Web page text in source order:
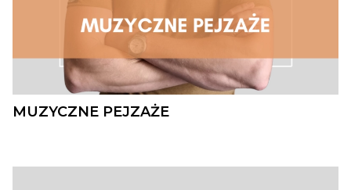
MUZYCZNE PEJZAŻE